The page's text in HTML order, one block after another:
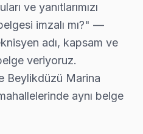
paneli Açılmıyor:
televizyon arızanız
Montaj ve Kurulum –
Beylikdüzü'da
ve yanıtlarımızı
imzalı mı?" —
adı, kapsam ve
veriyoruz.
Beylikdüzü Marina
aynı belge